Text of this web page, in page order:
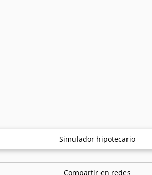
Simulador hipotecario
Compartir en redes